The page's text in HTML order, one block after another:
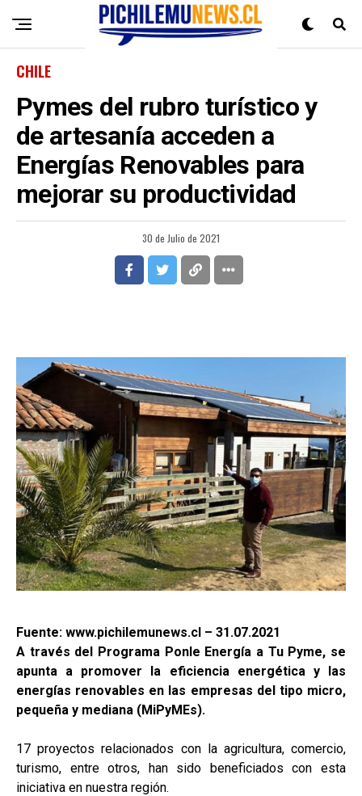
CHILE
Pymes del rubro turístico y
de artesanía acceden a
Energías Renovables para
mejorar su productividad
30 de Julio de 2021
Fuente: www.pichilemunews.cl – 31.07.2021
A través del Programa Ponle Energía a Tu Pyme, se
apunta a promover la eficiencia energética y las
energías renovables en las empresas del tipo micro,
pequeña y mediana (MiPyMEs).
17 proyectos relacionados con la agricultura, comercio,
turismo, entre otros, han sido beneficiados con esta
iniciativa en nuestra región.